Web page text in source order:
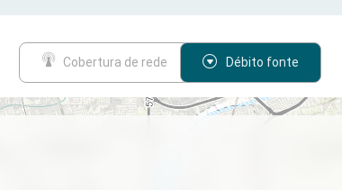
Cobertura de rede Débito fonte